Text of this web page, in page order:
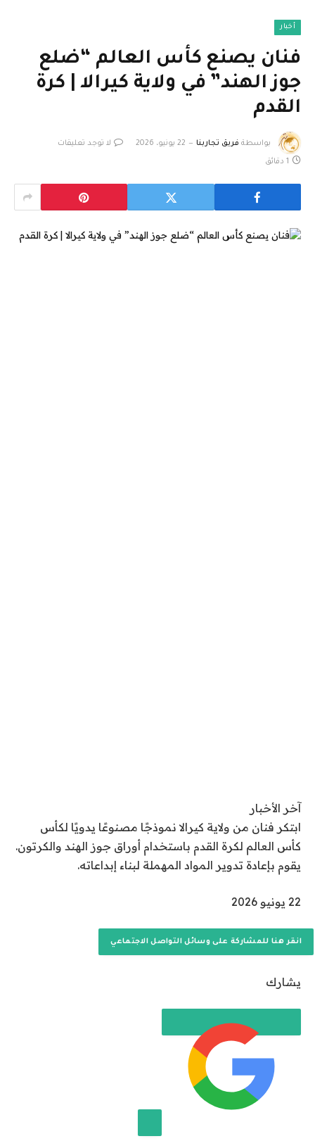
أخبار
فنان يصنع كأس العالم “ضلع
جوز الهند” في ولاية كيرالا | كرة
القدم
بواسطة فريق تجاربنا 22 يونيو، 2026 لا توجد تعليقات
1 دقائق
آخر الأخبار
ابتكر فنان من ولاية كيرالا نموذجًا مصنوعًا يدويًا لكأس
كأس العالم لكرة القدم باستخدام أوراق جوز الهند والكرتون.
يقوم بإعادة تدوير المواد المهملة لبناء إبداعاته.
ت
ا
ل
ر
ب
22 يونيو 2026
انقر هنا للمشاركة على وسائل التواصل الاجتماعي
يشارك